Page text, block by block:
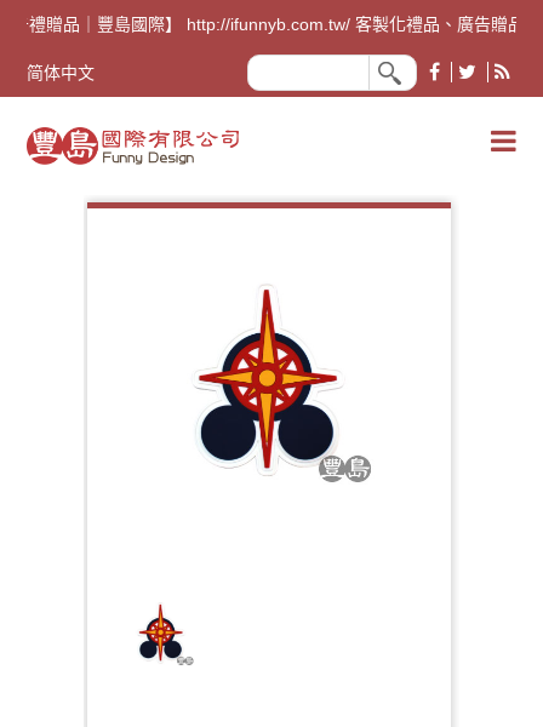
告禮贈品｜豐島國際】 http://ifunnyb.com.tw/ 客製化禮品、廣告贈品
简体中文